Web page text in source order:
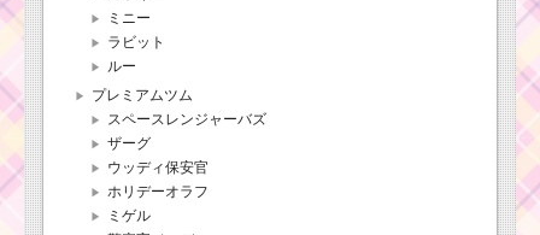
ミニー
ラビット
ルー
プレミアムツム
スペースレンジャーバズ
ザーグ
ウッディ保安官
ホリデーオラフ
ミゲル